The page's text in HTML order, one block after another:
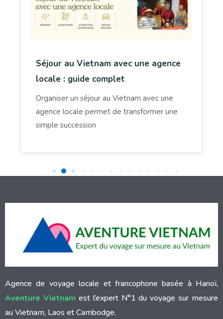
Séjour au Vietnam avec une agence
locale : guide complet
Organiser un séjour au Vietnam avec une
agence locale permet de transformer une
simple succession
Agence de voyage locale et francophone basée à Hanoï,
Aventure Vietnam est l’expert N°1 du voyage sur mesure
au Vietnam, Laos et Cambodge.